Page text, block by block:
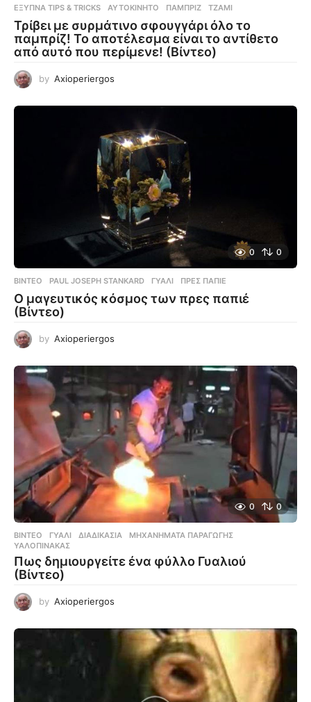
ΈΞΥΠΝΑ TIPS & TRICKS ΑΥΤΟΚΊΝΗΤΟ ,ΠΑΜΠΡΊΖ ,ΤΖΆΜΙ
Τρίβει με συρμάτινο σφουγγάρι όλο το
παμπρίζ! Το αποτέλεσμα είναι το αντίθετο
από αυτό που περίμενε! (Βίντεο)
by Axioperiergos
0 0
ΒΊΝΤΕΟ PAUL JOSEPH STANKARD ,ΓΥΑΛΊ ,ΠΡΕΣ ΠΑΠΙΈ
Ο μαγευτικός κόσμος των πρες παπιέ
(Βίντεο)
by Axioperiergos
0 0
ΒΊΝΤΕΟ ΓΥΑΛΊ ,ΔΙΑΔΙΚΑΣΊΑ ,ΜΗΧΑΝΉΜΑΤΑ ΠΑΡΑΓΩΓΉΣ
ΥΑΛΟΠΊΝΑΚΑΣ
Πως δημιουργείτε ένα φύλλο Γυαλιού
(Βίντεο)
by Axioperiergos